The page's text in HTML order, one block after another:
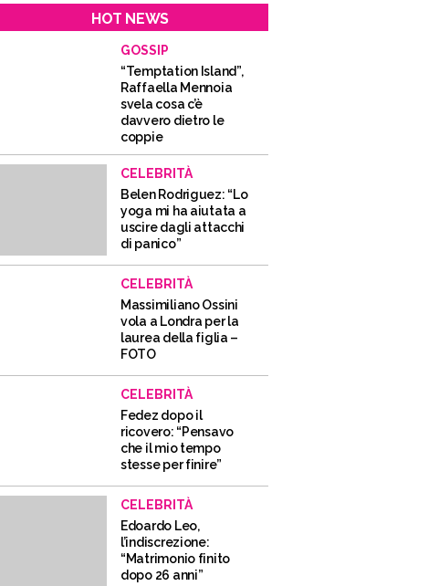
HOT NEWS
GOSSIP
“Temptation Island”,
Raffaella Mennoia
svela cosa c’è
davvero dietro le
coppie
CELEBRITÀ
Belen Rodriguez: “Lo
yoga mi ha aiutata a
uscire dagli attacchi
di panico”
CELEBRITÀ
Massimiliano Ossini
vola a Londra per la
laurea della figlia –
FOTO
CELEBRITÀ
Fedez dopo il
ricovero: “Pensavo
che il mio tempo
stesse per finire”
CELEBRITÀ
Edoardo Leo,
l’indiscrezione:
“Matrimonio finito
dopo 26 anni”